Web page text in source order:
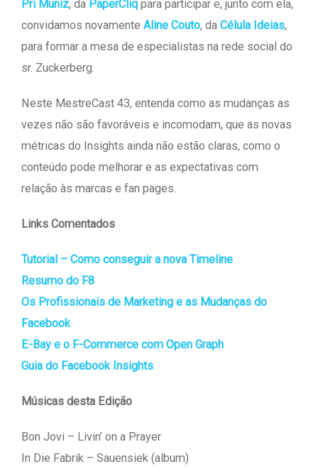
Pri Muniz, da PaperCliq para participar e, junto com ela,
convidamos novamente Aline Couto, da Célula Ideias,
para formar a mesa de especialistas na rede social do
sr. Zuckerberg.
Neste MestreCast 43, entenda como as mudanças as
vezes não são favoráveis e incomodam, que as novas
métricas do Insights ainda não estão claras, como o
conteúdo pode melhorar e as expectativas com
relação às marcas e fan pages.
Links Comentados
Tutorial – Como conseguir a nova Timeline
Resumo do F8
Os Profissionais de Marketing e as Mudanças do
Facebook
E-Bay e o F-Commerce com Open Graph
Guia do Facebook Insights
Músicas desta Edição
Bon Jovi – Livin’ on a Prayer
In Die Fabrik – Sauensiek (album)